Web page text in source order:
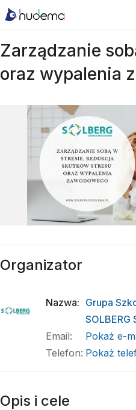
Zarządzanie
oraz wypalenia
Organizator
Nazwa: Grupa
SOLBERG
Email:
Pokaż e-
Telefon: Pokaż
Opis i cele